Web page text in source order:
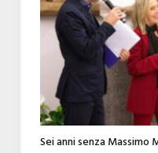
Sei anni senza Massimo